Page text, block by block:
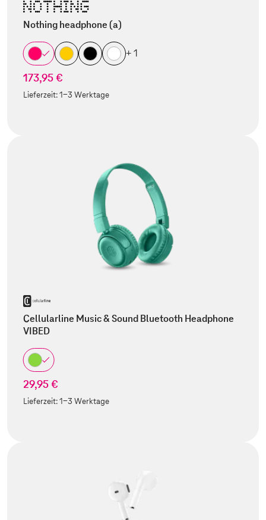
Nothing headphone (a)
+ 1
173,95 €
Lieferzeit:1-3 Werktage
Cellularline Music & Sound Bluetooth Headphone
VIBED
29,95 €
Lieferzeit:1-3 Werktage